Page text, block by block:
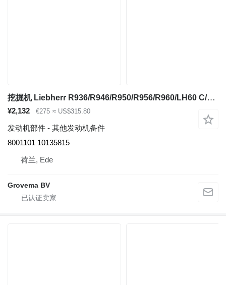
挖掘机 Liebherr R936/R946/R950/R956/R960/LH60 C/LH60 CHR/LH60 M/LH60 MHR/LH60 MT/LH80 C/LH80 M/LH80 MHR/D936 的 Heat Protection Sheet Liebherr Heat Protection Sheet 8001101
¥2,132 €275 ≈ US$315.80
发动机部件 - 其他发动机备件
8001101 10135815
荷兰, Ede
Grovema BV